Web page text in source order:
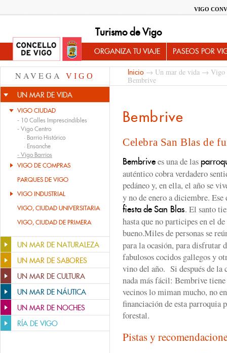
VIGO
Turismo de Vigo
ORGANIZA TU VIAJE PASEOS POR
NAVEGA VIGO
UN MAR DE VIDA
VIGO CIUDAD
- 10 Calles Imprescindibles
- Vigo Centro
· Barrio Histórico
· Ensanche
- Vigo Barrios
VIGO DE COMPRAS
PARQUES DE VIGO
VIGO INDUSTRIAL
VIGO, CIUDAD UNIVERSITARIA
VIGO, CIUDAD DE PRIMERA
UN MAR DE NATURALEZA
UN MAR DE SABORES
UN MAR DE CULTURA
UN MAR DE NÁUTICA
UN MAR DE NOCHES
RÍA DE VIGO
Inicio → Un mar de vida → Vigo
Bembrive
Bembrive
Celebra San Blas de
Bembrivees una de las
auténtico cobra verdadero
pedáneo y, en ella, el año se
y no de enero a diciembre.
fiestadeSan Blas. El santo
hasta que no participes en el
bueno.Miles de personas se
para la ocasión, para disfrutar
fabulosos cocidos gallegos y
vino del año. Si después de la
nada más fácil: Bembrive
vecinos lo miman mucho, no
financiación de esta parroquia
forestal.
Pistas y